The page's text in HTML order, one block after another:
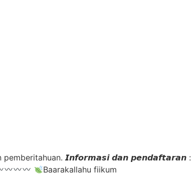
pemberitahuan. 𝙄𝙣𝙛𝙤𝙧𝙢𝙖𝙨𝙞 𝙙𝙖𝙣 𝙥𝙚𝙣𝙙𝙖𝙛𝙩𝙖𝙧𝙖𝙣 :
Baarakallahu fiikum